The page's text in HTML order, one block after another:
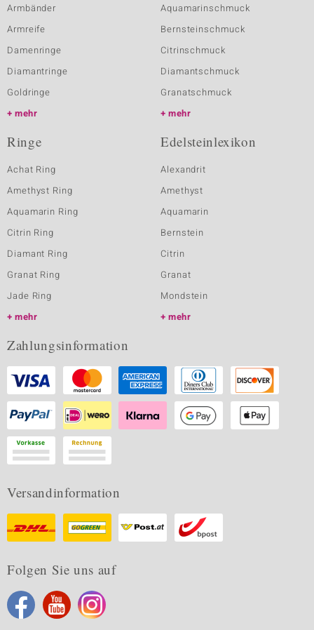
Armbänder
Armreife
Damenringe
Diamantringe
Goldringe
mehr
Aquamarinschmuck
Bernsteinschmuck
Citrinschmuck
Diamantschmuck
Granatschmuck
mehr
Ringe
Achat Ring
Amethyst Ring
Aquamarin Ring
Citrin Ring
Diamant Ring
Granat Ring
Jade Ring
mehr
Edelsteinlexikon
Alexandrit
Amethyst
Aquamarin
Bernstein
Citrin
Granat
Mondstein
mehr
Zahlungsinformation
Versandinformation
Folgen Sie uns auf